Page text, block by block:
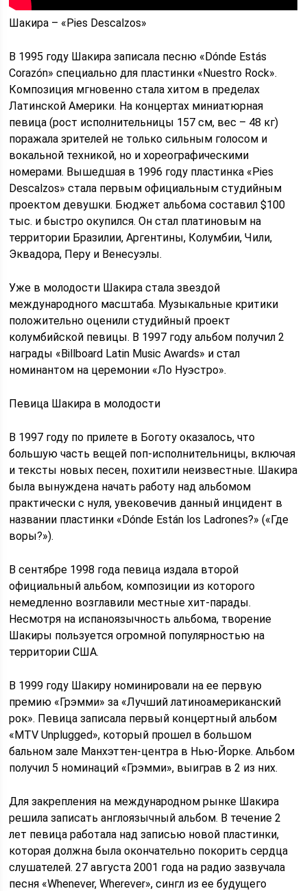
Шакира – «Pies Descalzos»
В 1995 году Шакира записала песню «Dónde Estás
Corazón» специально для пластинки «Nuestro Rock».
Композиция мгновенно стала хитом в пределах
Латинской Америки. На концертах миниатюрная
певица (рост исполнительницы 157 см, вес – 48 кг)
поражала зрителей не только сильным голосом и
вокальной техникой, но и хореографическими
номерами. Вышедшая в 1996 году пластинка «Pies
Descalzos» стала первым официальным студийным
проектом девушки. Бюджет альбома составил $100
тыс. и быстро окупился. Он стал платиновым на
территории Бразилии, Аргентины, Колумбии, Чили,
Эквадора, Перу и Венесуэлы.
Уже в молодости Шакира стала звездой
международного масштаба. Музыкальные критики
положительно оценили студийный проект
колумбийской певицы. В 1997 году альбом получил 2
награды «Billboard Latin Music Awards» и стал
номинантом на церемонии «Ло Нуэстро».
Певица Шакира в молодости
В 1997 году по прилете в Боготу оказалось, что
большую часть вещей поп-исполнительницы, включая
и тексты новых песен, похитили неизвестные. Шакира
была вынуждена начать работу над альбомом
практически с нуля, увековечив данный инцидент в
названии пластинки «Dónde Están los Ladrones?» («Где
воры?»).
В сентябре 1998 года певица издала второй
официальный альбом, композиции из которого
немедленно возглавили местные хит-парады.
Несмотря на испаноязычность альбома, творение
Шакиры пользуется огромной популярностью на
территории США.
В 1999 году Шакиру номинировали на ее первую
премию «Грэмми» за «Лучший латиноамериканский
рок». Певица записала первый концертный альбом
«MTV Unplugged», который прошел в большом
бальном зале Манхэттен-центра в Нью-Йорке. Альбом
получил 5 номинаций «Грэмми», выиграв в 2 из них.
Для закрепления на международном рынке Шакира
решила записать англоязычный альбом. В течение 2
лет певица работала над записью новой пластинки,
которая должна была окончательно покорить сердца
слушателей. 27 августа 2001 года на радио зазвучала
песня «Whenever, Wherever», сингл из ее будущего